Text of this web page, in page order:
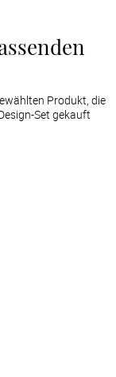
Produkt, die
Set gekauft